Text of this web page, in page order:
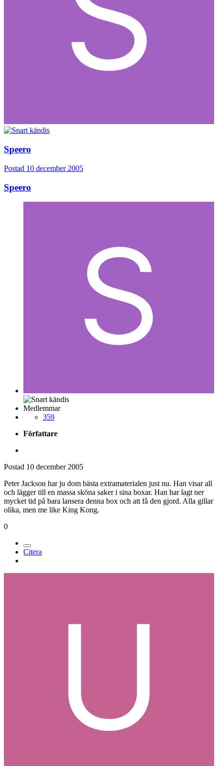
Speero
Postad 10 december 2005
Speero
Medlemmar
359
Författare
Postad 10 december 2005
Peter Jackson har ju dom bästa extramaterialen just nu. Han visar all
och lägger till en massa sköna saker i sina boxar. Han har lagt ner
mycket tid på bara lansera denna box och att få den gjord. Alla gillar
olika, men me like King Kong.
0
Citera